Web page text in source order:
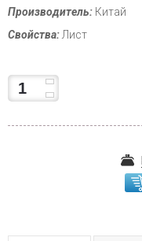
Производитель: Китай
Свойства: Лист